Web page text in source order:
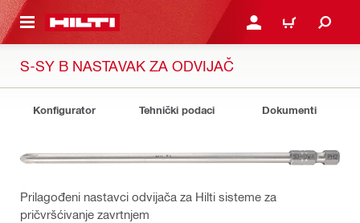
SADRŽAJ PRIJAVITE SE ILI SE
KORPA
S-SY B NASTAVAK ZA ODVIJAČ
Konfigurator Tehnički podaci Dokumenti
Prilagođeni nastavci odvijača za Hilti sisteme za
pričvršćivanje zavrtnjem